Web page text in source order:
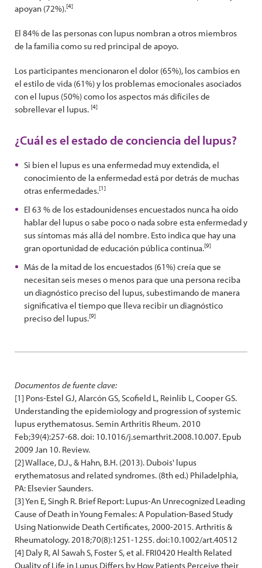
apoyan (72%).[4]
El 84% de las personas con lupus nombran a otros miembros
de la familia como su red principal de apoyo.
Los participantes mencionaron el dolor (65%), los cambios en
el estilo de vida (61%) y los problemas emocionales asociados
con el lupus (50%) como los aspectos más difíciles de
sobrellevar el lupus. [4]
¿Cuál es el estado de conciencia del lupus?
Si bien el lupus es una enfermedad muy extendida, el
conocimiento de la enfermedad está por detrás de muchas
otras enfermedades.[1]
El 63 % de los estadounidenses encuestados nunca ha oído
hablar del lupus o sabe poco o nada sobre esta enfermedad y
sus síntomas más allá del nombre. Esto indica que hay una
gran oportunidad de educación pública continua.[9]
Más de la mitad de los encuestados (61%) creía que se
necesitan seis meses o menos para que una persona reciba
un diagnóstico preciso del lupus, subestimando de manera
significativa el tiempo que lleva recibir un diagnóstico
preciso del lupus.[9]
Documentos de fuente clave:
[1] Pons-Estel GJ, Alarcón GS, Scofield L, Reinlib L, Cooper GS.
Understanding the epidemiology and progression of systemic
lupus erythematosus. Semin Arthritis Rheum. 2010
Feb;39(4):257-68. doi: 10.1016/j.semarthrit.2008.10.007. Epub
2009 Jan 10. Review.
[2] Wallace, D.J., & Hahn, B.H. (2013). Dubois' lupus
erythematosus and related syndromes. (8th ed.) Philadelphia,
PA: Elsevier Saunders.
[3] Yen E, Singh R. Brief Report: Lupus-An Unrecognized Leading
Cause of Death in Young Females: A Population-Based Study
Using Nationwide Death Certificates, 2000-2015. Arthritis &
Rheumatology. 2018;70(8):1251-1255. doi:10.1002/art.40512
[4] Daly R, Al Sawah S, Foster S, et al. FRI0420 Health Related
Quality of Life in Lupus Differs by How Patients Perceive their